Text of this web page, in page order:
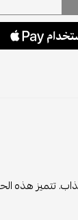
تتميز هذه